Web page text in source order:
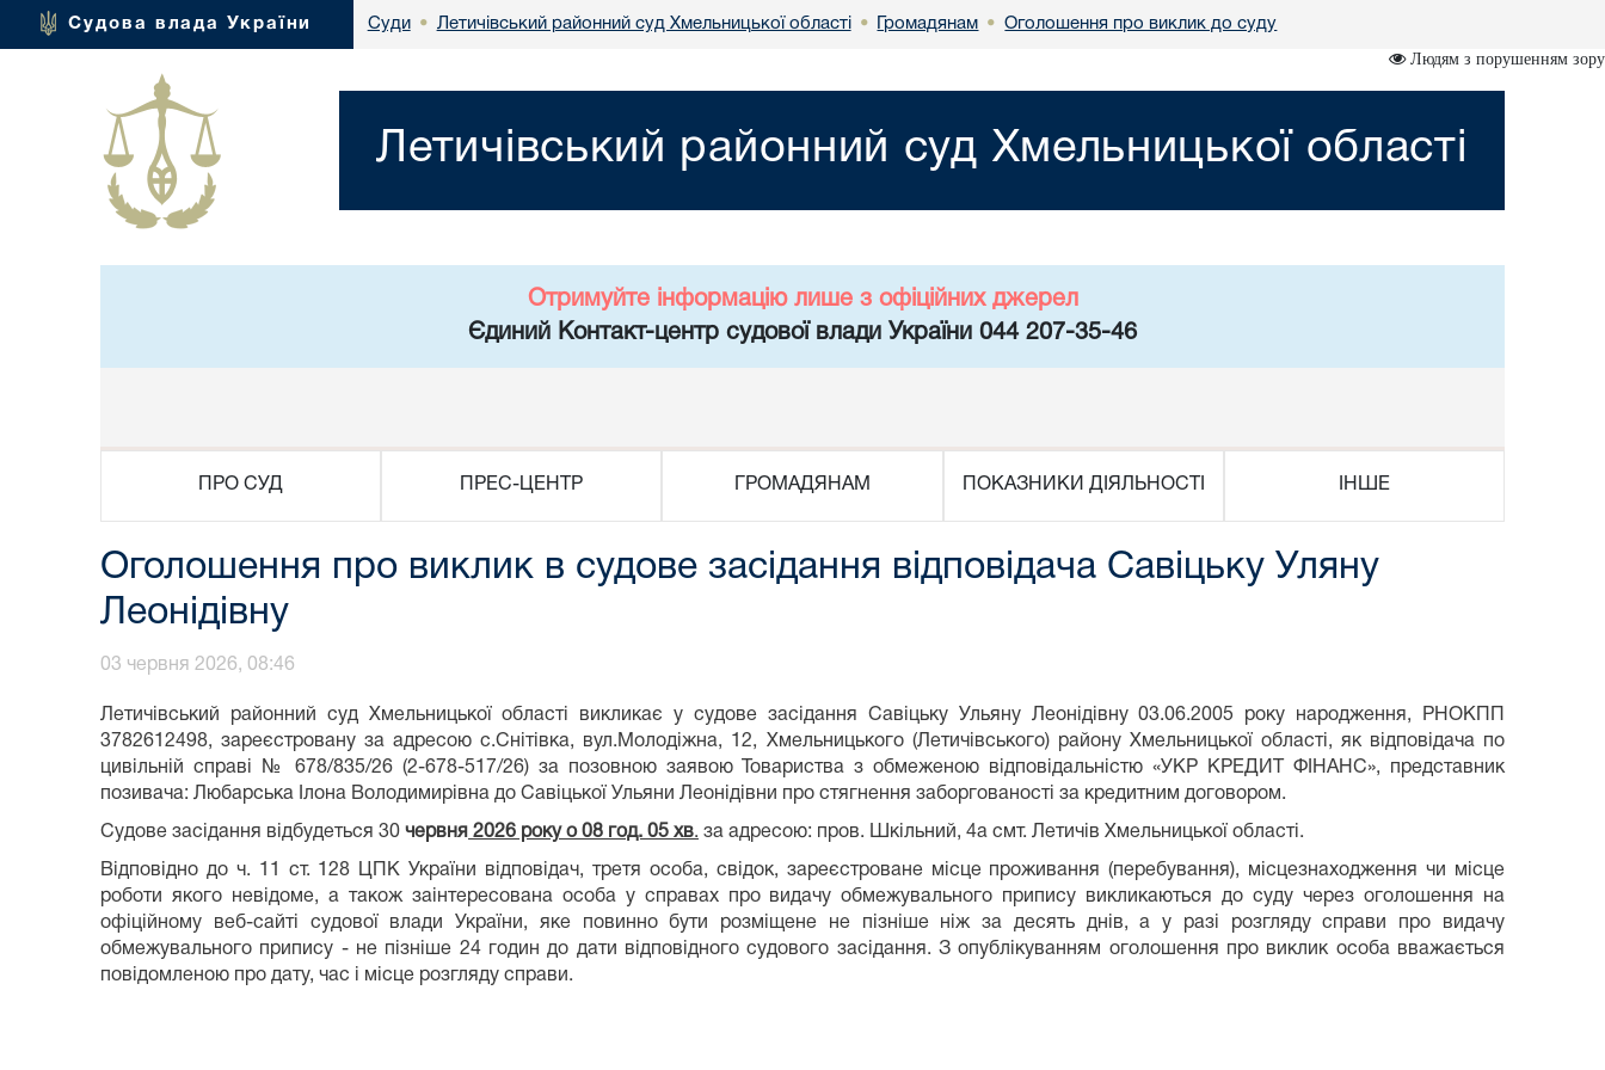
Судова влада України Суди • Летичівський районний суд Хмельницької області • Громадянам • Оголошення про виклик до суду
Людям з порушенням зору
Летичівський районний суд Хмельницької області
Отримуйте інформацію лише з офіційних джерел
Єдиний Контакт-центр судової влади України 044 207-35-46
ПРО СУД ПРЕС-ЦЕНТР ГРОМАДЯНАМ ПОКАЗНИКИ ДІЯЛЬНОСТІ ІНШЕ
Оголошення про виклик в судове засідання відповідача Савіцьку Уляну
Леонідівну
03 червня 2026, 08:46
Летичівський районний суд Хмельницької області викликає у судове засідання Савіцьку Ульяну Леонідівну 03.06.2005 року народження, РНОКПП
3782612498, зареєстровану за адресою с.Снітівка, вул.Молодіжна, 12, Хмельницького (Летичівського) району Хмельницької області, як відповідача по
цивільній справі № 678/835/26 (2-678-517/26) за позовною заявою Товариства з обмеженою відповідальністю «УКР КРЕДИТ ФІНАНС», представник
позивача: Любарська Ілона Володимирівна до Савіцької Ульяни Леонідівни про стягнення заборгованості за кредитним договором.
Судове засідання відбудеться 30 червня 2026 року о08 год. 05 хв. за адресою: пров. Шкільний, 4а смт. Летичів Хмельницької області.
Відповідно до ч. 11 ст. 128 ЦПК України відповідач, третя особа, свідок, зареєстроване місце проживання (перебування), місцезнаходження чи місце
роботи якого невідоме, а також заінтересована особа у справах про видачу обмежувального припису викликаються до суду через оголошення на
офіційному веб-сайті судової влади України, яке повинно бути розміщене не пізніше ніж за десять днів, а у разі розгляду справи про видачу
обмежувального припису - не пізніше 24 годин до дати відповідного судового засідання. З опублікуванням оголошення про виклик особа вважається
повідомленою про дату, час і місце розгляду справи.